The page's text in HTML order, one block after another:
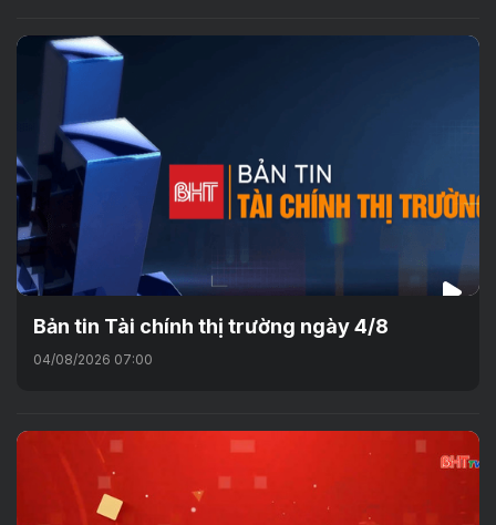
Bản tin Tài chính thị trường ngày 4/8
04/08/2026 07:00